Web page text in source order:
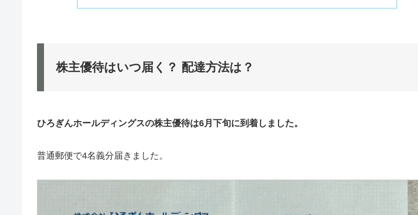
株主優待はいつ届く？ 配達方法は？
ひろぎんホールディングスの株主優待は6月下旬に到着しました。
普通郵便で4名義分届きました。